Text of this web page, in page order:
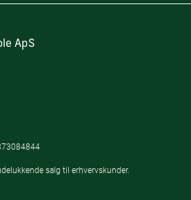
ApS
salg til erhvervskunder.